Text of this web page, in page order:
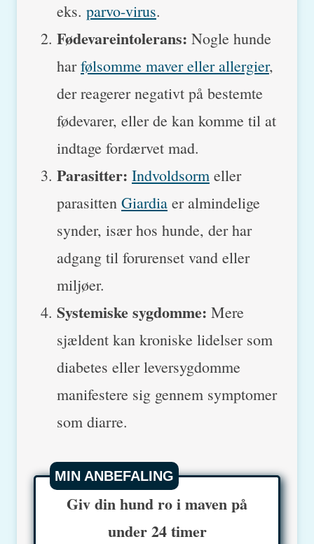
eks. parvo-virus.
Fødevareintolerans: Nogle hunde
harfølsomme maver eller allergier,
der reagerer negativt på bestemte
fødevarer, eller de kan komme til at
indtage fordærvet mad.
Parasitter: Indvoldsorm eller
parasitten Giardia er almindelige
synder, især hos hunde, der har
adgang til forurenset vand eller
miljøer.
Systemiske sygdomme: Mere
sjældent kan kroniske lidelser som
diabetes eller leversygdomme
manifestere sig gennem symptomer
som diarre.
MIN ANBEFALING
Giv din hund ro i maven på
under 24 timer